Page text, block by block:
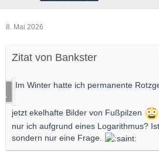
8. Mai 2026
Zitat von Bankster
Im Winter hatte ich permanente
jetzt ekelhafte Bilder von Fußpilzen
nur ich aufgrund eines Logarithmus?
sondern nur eine Frage.